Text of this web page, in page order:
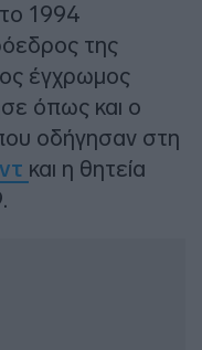
το 1994
της
έγχρωμος
όπως και ο
οδήγησαν στη
και η θητεία